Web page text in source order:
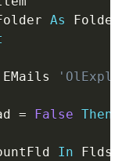
As
EMails
= False Then
In Flds